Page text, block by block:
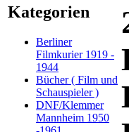
Kategorien
Berliner
Filmkurier 1919 -
1944
Bücher ( Film und
Schauspieler )
DNF/Klemmer
Mannheim 1950